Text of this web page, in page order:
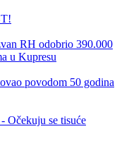
RH odobrio 390.000
u Kupresu
povodom 50 godina
Očekuju se tisuće